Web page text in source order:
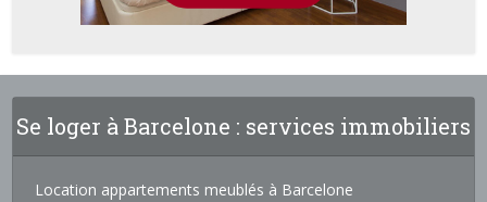
Se loger à Barcelone : services immobiliers
Location appartements meublés à Barcelone